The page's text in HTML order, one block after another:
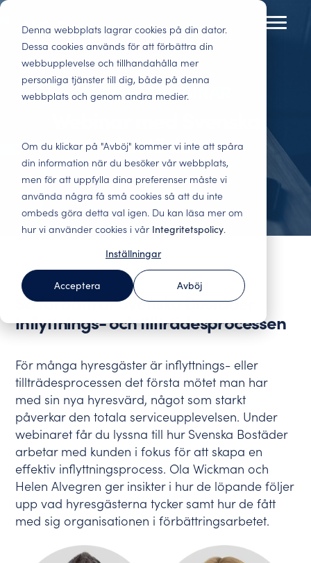
Denna webbplats lagrar cookies på din dator.
Dessa cookies används för att förbättra din
webbupplevelse och tillhandahålla mer
personliga tjänster till dig, både på denna
webbplats och genom andra medier.
Om du klickar på "Avböj" kommer vi inte att spåra
din information när du besöker vår webbplats,
men för att uppfylla dina preferenser måste vi
använda några få små cookies så att du inte
ombeds göra detta val igen. Du kan läsa mer om
hur vi använder cookies i vår Integritetspolicy.
Inställningar
Acceptera Avböj
Skip
main
content.
Tenant Experience
Få ut maximalt av dina kunders feedback.
Hyresgästundersökningar
– ta reda på vad
kunderna tycker
Få ut maximalt av era
kunders feedback.
Branschspecifika
undersökningar för hela
AktivBo Analytics
beslut
kundfeedback i vår
AI-baserade
plattform. Integrerar
mot ledande ERP-
och CRM-system.
Benchmarking –
använd best
practice
Jämför er mot
branschen, vår data
hjälper er att sätta
mål och skapa
drivkraft.
Förändringsledning
– vi får det att
hända
Engagerade
medarbetare gör
skillnad. Vi stödjer i
Social hållbarhet –
perspektiv
förbättringar för
hyresgästerna
genererar vår metod
data och underlag för
hållbarhetsrapportering
till exempelvis GRESB.
Bostadsbolag
Beslutsunderlag för
medarbetare och
smartare
investeringar.
Förvaltningsbolag
Underlag för
verksamhetsstyrning
och optimering av er
kunddrivet och stärk
ert erbjudande.
Lokaler
Nöjda kunder
anpassningar. Följ
upp alla viktiga
kontaktytor och öka
intäkterna.
Insights
Här får du insikter och best practice inom
Blogg
Fördjupa dig inom
tenant experience
och läs om hur
andra i branschen
har lyckats.
Här hittar du våra
senaste rapporter
sammanställningar.
Press
Här hittar du våra
senaste nyheter,
pressmaterial och
kontaktuppgifter.
Webinar
Här hittar du våra
webinar, både de
som är på gång och
de som är inspelade.
Event, Kundkristallen
och kommande
INSPELAT WEBINAR
Bostäder
Så förbättrar Svenska Bostäder
inflyttnings- och tillträdes­processen
För många hyresgäster är inflyttnings- eller
tillträdesprocessen det första mötet man har
med sin nya hyresvärd, något som starkt
påverkar den totala serviceupplevelsen. Under
webinaret får du lyssna till hur Svenska Bostäder
arbetar med kunden i fokus för att skapa en
effektiv inflyttningsprocess. Ola Wickman och
Helen Alvegren ger insikter i hur de löpande följer
upp vad hyresgästerna tycker samt hur de fått
med sig organisationen i förbättringsarbetet.